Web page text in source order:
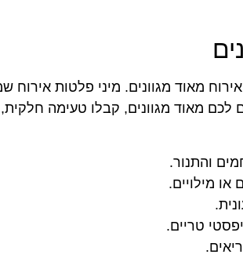
מאוד מגוונים. מיני פלטות
לכם מאוד מגוונים, קבלו טעימה
והתנור.
מילויים.
טריים.